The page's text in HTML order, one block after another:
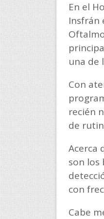
En el
Insfrán
una de
Con
recién
de
Acerca
son los
con
Cabe